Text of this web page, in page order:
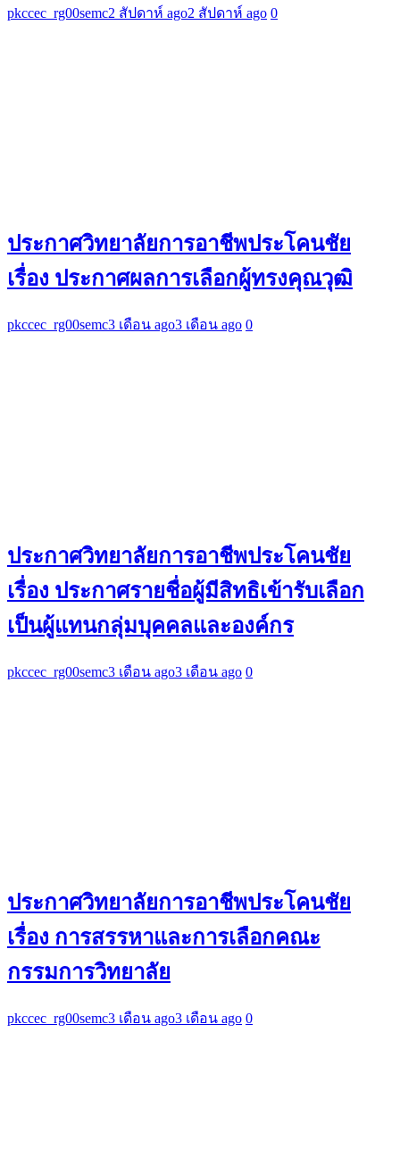
pkccec_rg00semc2 สัปดาห์ ago2 สัปดาห์ ago 0
ประกาศวิทยาลัยการอาชีพประโคนชัย
เรื่อง ประกาศผลการเลือกผู้ทรงคุณวุฒิ
pkccec_rg00semc3 เดือน ago3 เดือน ago 0
ประกาศวิทยาลัยการอาชีพประโคนชัย
เรื่อง ประกาศรายชื่อผู้มีสิทธิเข้ารับเลือก
เป็นผู้แทนกลุ่มบุคคลและองค์กร
pkccec_rg00semc3 เดือน ago3 เดือน ago 0
ประกาศวิทยาลัยการอาชีพประโคนชัย
เรื่อง การสรรหาและการเลือกคณะ
กรรมการวิทยาลัย
pkccec_rg00semc3 เดือน ago3 เดือน ago 0